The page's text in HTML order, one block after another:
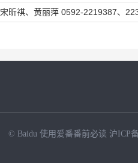
宋昕祺、黄丽萍 0592-2219387、
© Baidu 使用爱番番前必读 沪ICP